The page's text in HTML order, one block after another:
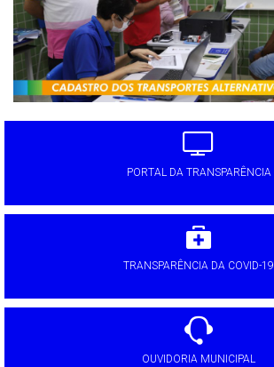
PORTAL DA TRANSPARÊNCIA
TRANSPARÊNCIA DA COVID-19
OUVIDORIA MUNICIPAL